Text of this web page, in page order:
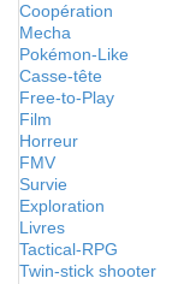
Coopération
Mecha
Pokémon-Like
Casse-tête
Free-to-Play
Film
Horreur
FMV
Survie
Exploration
Livres
Tactical-RPG
Twin-stick shooter